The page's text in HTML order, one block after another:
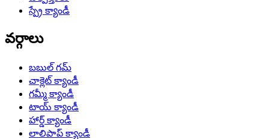
స్ప్రే క్యాండీ
వర్గాలు
బబుల్ గమ్
చాక్లెట్ క్యాండీ
గమ్మీ క్యాండీ
టాయ్ క్యాండీ
హార్డ్ క్యాండీ
లాలిపాప్ క్యాండీ